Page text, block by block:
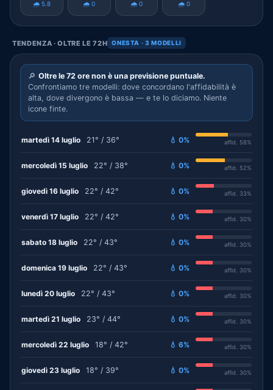
🌧️ 5.8 🌧️ 0 🌧️ 0 🌧️ 0
TENDENZA · OLTRE LE 72H ONESTA · 3 MODELLI
🔎 Oltre le 72 ore non è una previsione puntuale.
Confrontiamo tre modelli: dove concordano l'affidabilità è
alta, dove divergono è bassa — e te lo diciamo. Niente
icone finte.
martedì 14 luglio 21° / 36° 💧 0% affid. 58%
mercoledì 15 luglio 22° / 38° 💧 0% affid. 52%
giovedì 16 luglio 22° / 42° 💧 0% affid. 33%
venerdì 17 luglio 22° / 42° 💧 0% affid. 30%
sabato 18 luglio 22° / 43° 💧 0% affid. 30%
domenica 19 luglio 22° / 43° 💧 0% affid. 30%
lunedì 20 luglio 22° / 43° 💧 0% affid. 30%
martedì 21 luglio 23° / 44° 💧 0% affid. 30%
mercoledì 22 luglio 18° / 42° 💧 6% affid. 30%
giovedì 23 luglio 18° / 39° 💧 0% affid. 30%